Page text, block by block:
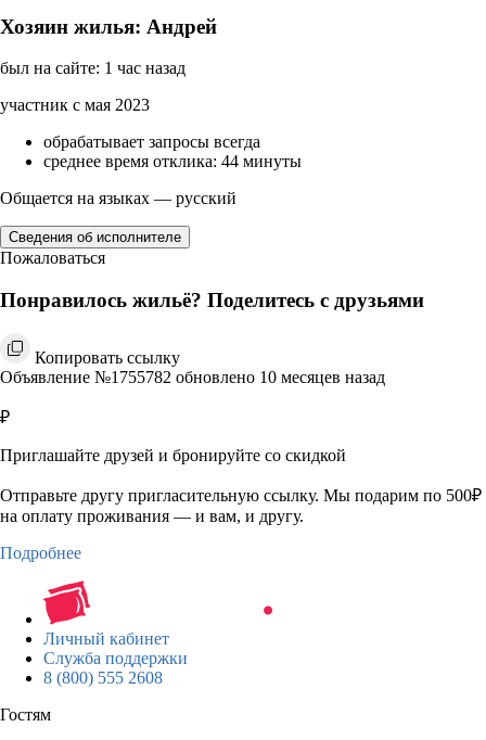
Хозяин жилья: Андрей
был на сайте: 1 час назад
участник с мая 2023
обрабатывает запросы всегда
среднее время отклика: 44 минуты
Общается на языках — русский
Сведения об исполнителе
Пожаловаться
Понравилось жильё? Поделитесь с друзьями
Копировать ссылку
Объявление №1755782 обновлено 10 месяцев назад
₽
Приглашайте друзей и бронируйте со скидкой
Отправьте другу пригласительную ссылку. Мы подарим по 500₽
на оплату проживания — и вам, и другу.
Подробнее
Личный кабинет
Служба поддержки
8 (800) 555 2608
Гостям